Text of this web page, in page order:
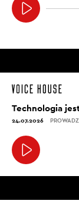
Technologia
24.07.2026